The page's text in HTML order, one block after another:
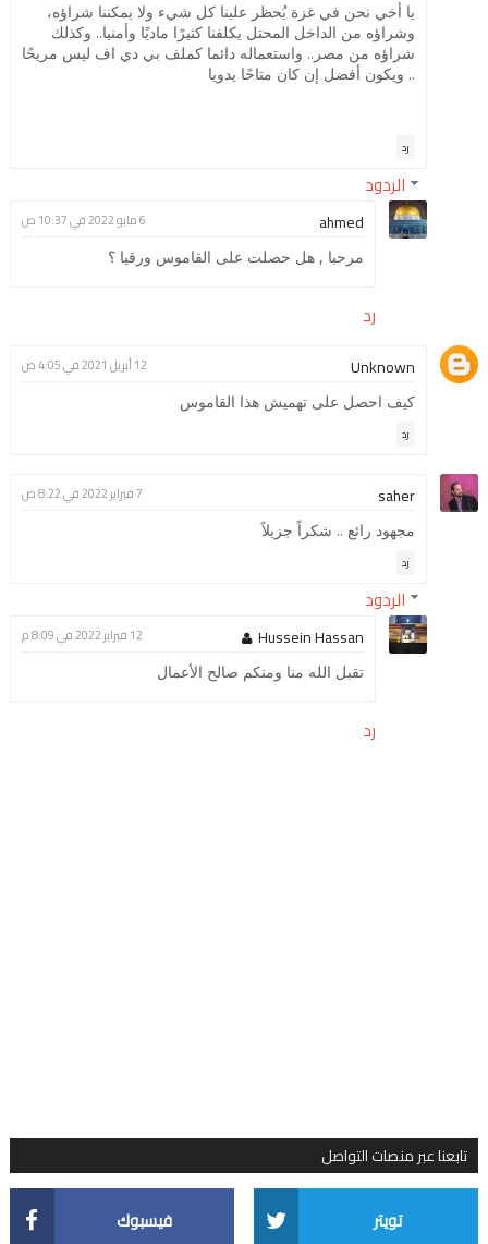
يا أخي نحن في غزة يُحظر علينا كل شيء ولا يمكننا شراؤه،
وشراؤه من الداخل المحتل يكلفنا كثيرًا ماديًا وأمنيا.. وكذلك
شراؤه من مصر.. واستعماله دائما كملف بي دي اف ليس مريحًا
.. ويكون أفضل إن كان متاحًا يدويا
رد
الردود
ahmed 6 مايو 2022 في 10:37 ص
مرحبا , هل حصلت على القاموس ورقيا ؟
رد
Unknown 12 أبريل 2021 في 4:05 ص
كيف احصل على تهميش هذا القاموس
رد
saher 7 فبراير 2022 في 8:22 ص
مجهود رائع .. شكراً جزيلاً
رد
الردود
Hussein Hassan 12 فبراير 2022 في 8:09 م
تقبل الله منا ومنكم صالح الأعمال
رد
تابعنا عبر منصات التواصل
فيسبوك تويتر